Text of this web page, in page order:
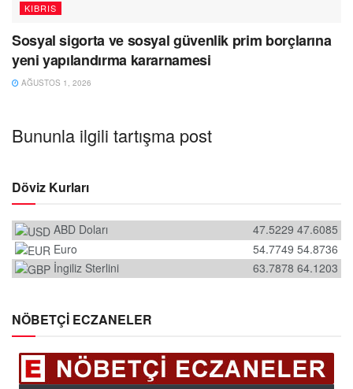
KIBRIS
Sosyal sigorta ve sosyal güvenlik prim borçlarına
yeni yapılandırma kararnamesi
AĞUSTOS 1, 2026
Bununla ilgili tartışma post
Döviz Kurları
ABD Doları 47.6085
47.5229
Euro
54.8736
54.7749
İngiliz Sterlini
64.1203
63.7878
NÖBETÇİ ECZANELER